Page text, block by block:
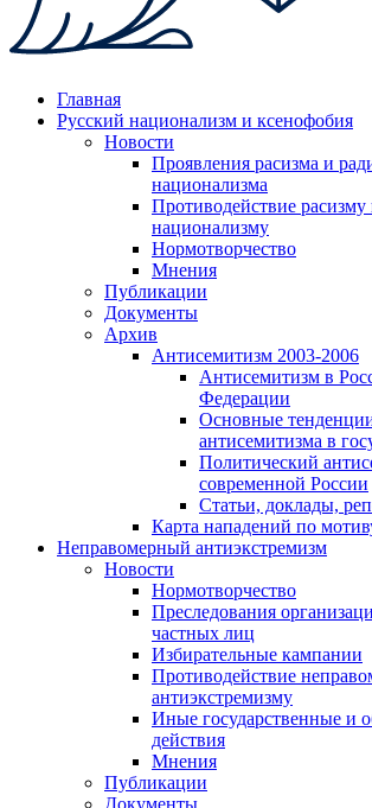
Главная
Русский национализм и ксенофобия
Новости
Проявления расизма и
национализма
Противодействие
национализму
Нормотворчество
Мнения
Публикации
Документы
Архив
Антисемитизм 2003-2006
Антисемитизм в
Федерации
Основные
антисемитизма в
Политический
современной России
Статьи, доклады,
Карта нападений по
Неправомерный антиэкстремизм
Новости
Нормотворчество
Преследования
частных лиц
Избирательные кампании
Противодействие
антиэкстремизму
Иные государственные и
действия
Мнения
Публикации